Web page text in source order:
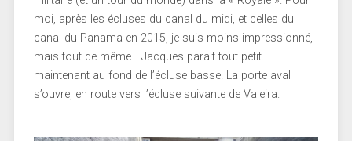
moi, après les écluses du canal du midi, et celles du
canal du Panama en 2015, je suis moins impressionné,
mais tout de même… Jacques parait tout petit
maintenant au fond de l’écluse basse. La porte aval
s’ouvre, en route vers l’écluse suivante de Valeira.